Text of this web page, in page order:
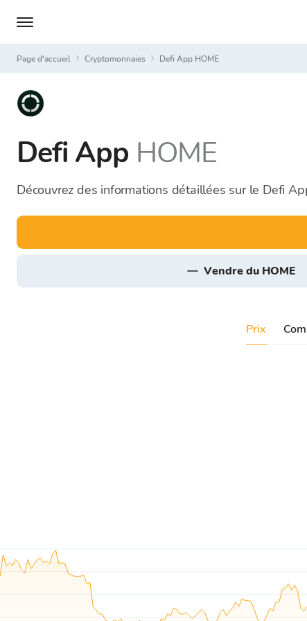
Page d'accueil Cryptomonnaies Defi App HOME
Defi App HOME
Découvrez des informations détaillées sur le Defi
vendre du HOME
Prix